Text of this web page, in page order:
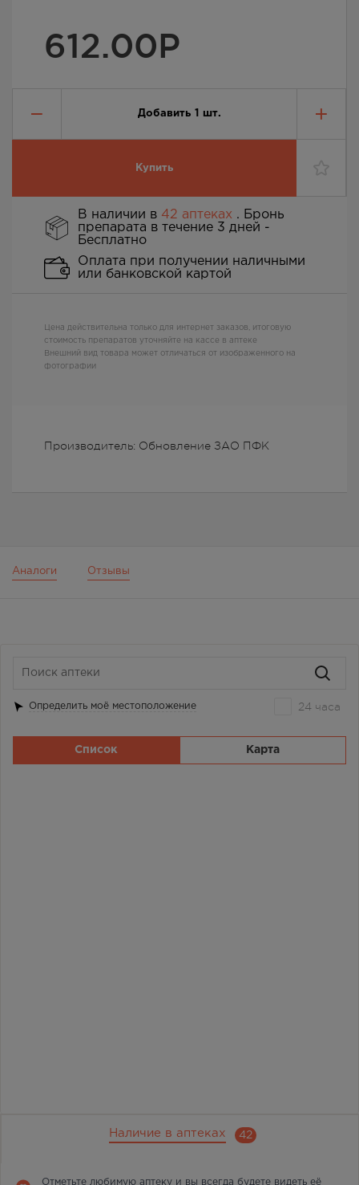
612.00Р
Добавить 1 шт.
Купить
Производитель: Обновление ЗАО ПФК
В наличии в 42 аптеках . Бронь
препарата в течение 3 дней -
Бесплатно
Оплата при получении наличными
или банковской картой
Цена действительна только для интернет заказов, итоговую
стоимость препаратов уточняйте на кассе в аптеке
Внешний вид товара может отличаться от изображенного на
фотографии
Аналоги Отзывы
Наличие в аптеках 42
Отметьте любимую аптеку и вы всегда будете видеть её
Определить моё местоположение 24 часа
Список Карта